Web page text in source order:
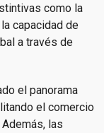
como la
capacidad de
a través de
el panorama
el comercio
las